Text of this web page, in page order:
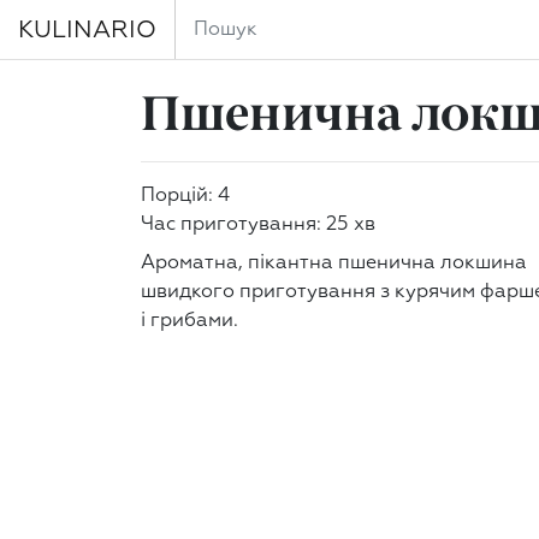
KULINARIO
Пшенична
Порцій: 4
Час приготування: 25 хв
Ароматна, пікантна пшенична локшина
швидкого приготування з курячим
і грибами.